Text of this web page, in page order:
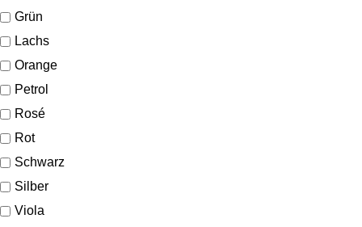
Grün
Lachs
Orange
Petrol
Rosé
Rot
Schwarz
Silber
Viola